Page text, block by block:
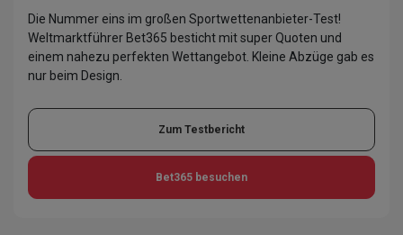
Die Nummer eins im großen Sportwettenanbieter-Test!
Weltmarktführer Bet365 besticht mit super Quoten und
einem nahezu perfekten Wettangebot. Kleine Abzüge gab es
nur beim Design.
Zum Testbericht
Bet365 besuchen